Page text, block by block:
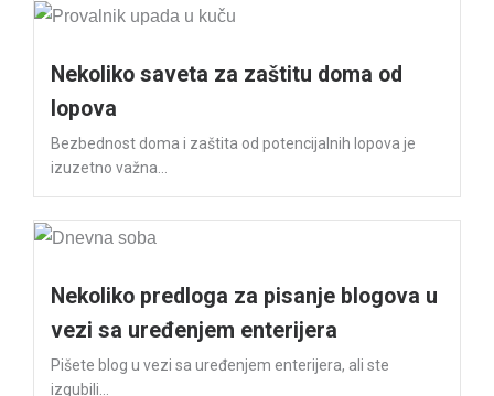
Nekoliko saveta za zaštitu doma od
lopova
Bezbednost doma i zaštita od potencijalnih lopova je
izuzetno važna...
Nekoliko predloga za pisanje blogova u
vezi sa uređenjem enterijera
Pišete blog u vezi sa uređenjem enterijera, ali ste
izgubili...